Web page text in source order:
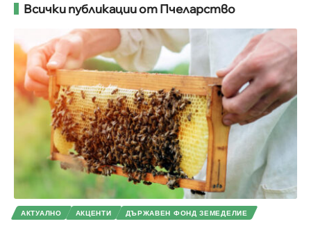
Всички публикации от Пчеларство
АКТУАЛНО АКЦЕНТИ ДЪРЖАВЕН ФОНД ЗЕМЕДЕЛИЕ